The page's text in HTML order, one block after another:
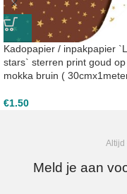
Kadopapier / inpakpapier
stars` sterren print goud op
mokka bruin (
€1.50
Altijd
Meld je aan